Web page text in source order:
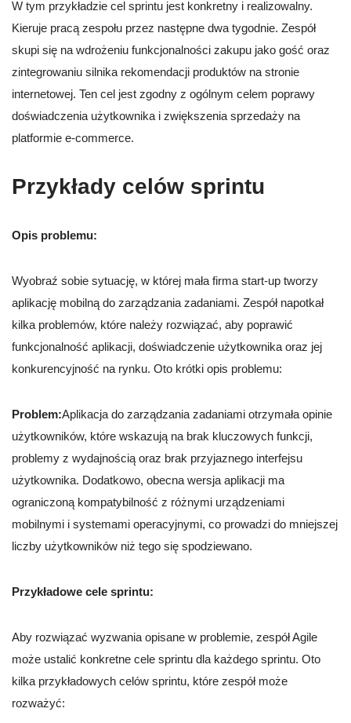
W tym przykładzie cel sprintu jest konkretny i realizowalny.
Kieruje pracą zespołu przez następne dwa tygodnie. Zespół
skupi się na wdrożeniu funkcjonalności zakupu jako gość oraz
zintegrowaniu silnika rekomendacji produktów na stronie
internetowej. Ten cel jest zgodny z ogólnym celem poprawy
doświadczenia użytkownika i zwiększenia sprzedaży na
platformie e-commerce.
Przykłady celów sprintu
Opis problemu:
Wyobraź sobie sytuację, w której mała firma start-up tworzy
aplikację mobilną do zarządzania zadaniami. Zespół napotkał
kilka problemów, które należy rozwiązać, aby poprawić
funkcjonalność aplikacji, doświadczenie użytkownika oraz jej
konkurencyjność na rynku. Oto krótki opis problemu:
Problem:Aplikacja do zarządzania zadaniami otrzymała opinie
użytkowników, które wskazują na brak kluczowych funkcji,
problemy z wydajnością oraz brak przyjaznego interfejsu
użytkownika. Dodatkowo, obecna wersja aplikacji ma
ograniczoną kompatybilność z różnymi urządzeniami
mobilnymi i systemami operacyjnymi, co prowadzi do mniejszej
liczby użytkowników niż tego się spodziewano.
Przykładowe cele sprintu:
Aby rozwiązać wyzwania opisane w problemie, zespół Agile
może ustalić konkretne cele sprintu dla każdego sprintu. Oto
kilka przykładowych celów sprintu, które zespół może
rozważyć: